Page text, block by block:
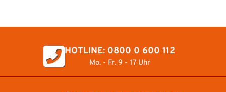
HOTLINE: 0800 0 600 112
Mo. - Fr. 9 - 17 Uhr